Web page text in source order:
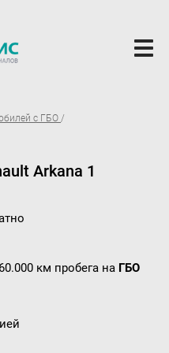
с ГБО
Arkana 1
км пробега на ГБО